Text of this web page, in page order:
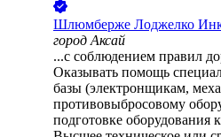
Шлюмберже Лоджелко
город Аксай
...с соблюдением правил
Оказывать помощь
базы (электронщикам,
противовыбросовому
подготовке оборудования